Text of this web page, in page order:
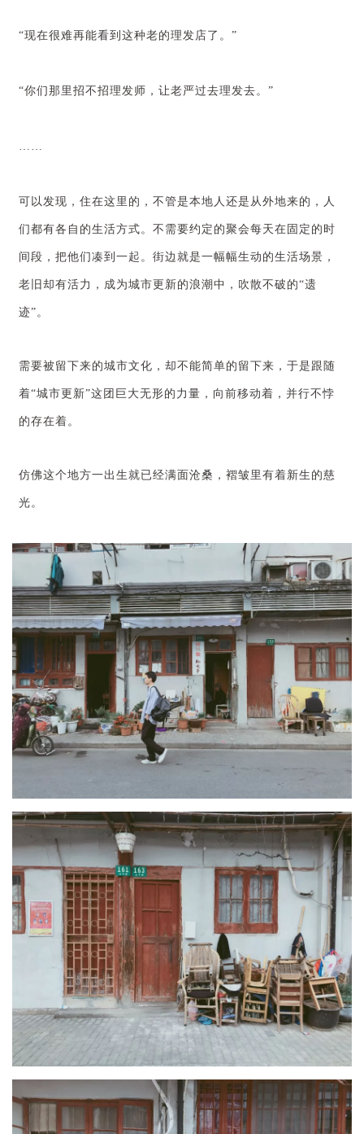
“现在很难再能看到这种老的理发店了。”
“你们那里招不招理发师，让老严过去理发去。”
……
可以发现，住在这里的，不管是本地人还是从外地来的，人
们都有各自的生活方式。不需要约定的聚会每天在固定的时
间段，把他们凑到一起。街边就是一幅幅生动的生活场景，
老旧却有活力，成为城市更新的浪潮中，吹散不破的“遗
迹”。
需要被留下来的城市文化，却不能简单的留下来，于是跟随
着“城市更新”这团巨大无形的力量，向前移动着，并行不悖
的存在着。
仿佛这个地方一出生就已经满面沧桑，褶皱里有着新生的慈
光。